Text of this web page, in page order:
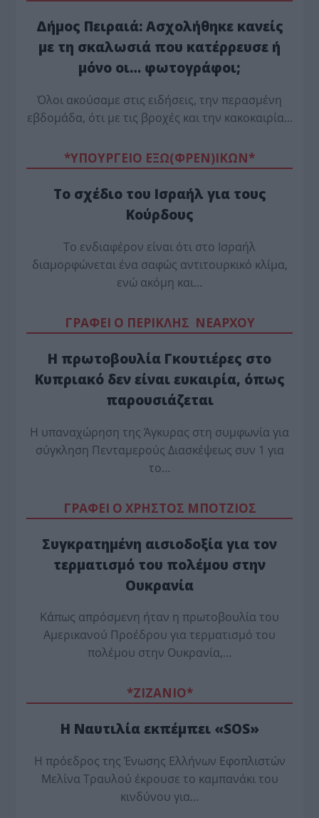
Δήμος Πειραιά: Ασχολήθηκε κανείς
με τη σκαλωσιά που κατέρρευσε ή
μόνο οι… φωτογράφοι;
Όλοι ακούσαμε στις ειδήσεις, την περασμένη
εβδομάδα, ότι με τις βροχές και την κακοκαιρία…
*ΥΠΟΥΡΓΕΙΟ ΕΞΩ(ΦΡΕΝ)ΙΚΩΝ*
Το σχέδιο του Ισραήλ για τους
Κούρδους
Το ενδιαφέρον είναι ότι στο Ισραήλ
διαμορφώνεται ένα σαφώς αντιτουρκικό κλίμα,
ενώ ακόμη και…
ΓΡΑΦΕΙ Ο ΠΕΡΙΚΛΗΣ ΝΕΑΡΧΟΥ
Η πρωτοβουλία Γκουτιέρες στο
Κυπριακό δεν είναι ευκαιρία, όπως
παρουσιάζεται
Η υπαναχώρηση της Άγκυρας στη συμφωνία για
σύγκληση Πενταμερούς Διασκέψεως συν 1 για
το…
ΓΡΑΦΕΙ Ο ΧΡΗΣΤΟΣ ΜΠΟΤΖΙΟΣ
Συγκρατημένη αισιοδοξία για τον
τερματισμό του πολέμου στην
Ουκρανία
Κάπως απρόσμενη ήταν η πρωτοβουλία του
Αμερικανού Προέδρου για τερματισμό του
πολέμου στην Ουκρανία,…
*ZΙΖΑΝΙΟ*
Η Ναυτιλία εκπέμπει «SOS»
Η πρόεδρος της Ένωσης Ελλήνων Εφοπλιστών
Μελίνα Τραυλού έ­κρουσε το καμπανάκι του
κινδύνου για…